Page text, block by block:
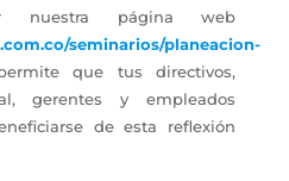
nuestra página web
seminarios/planeacion-
que tus directivos,
gerentes y empleados
de esta reflexión